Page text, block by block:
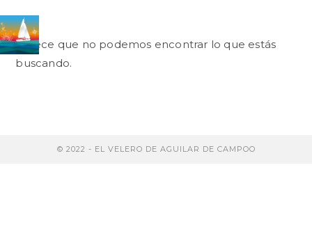
al
contenido
Parece que no podemos encontrar lo que estás
buscando.
© 2022 - EL VELERO DE AGUILAR DE CAMPOO